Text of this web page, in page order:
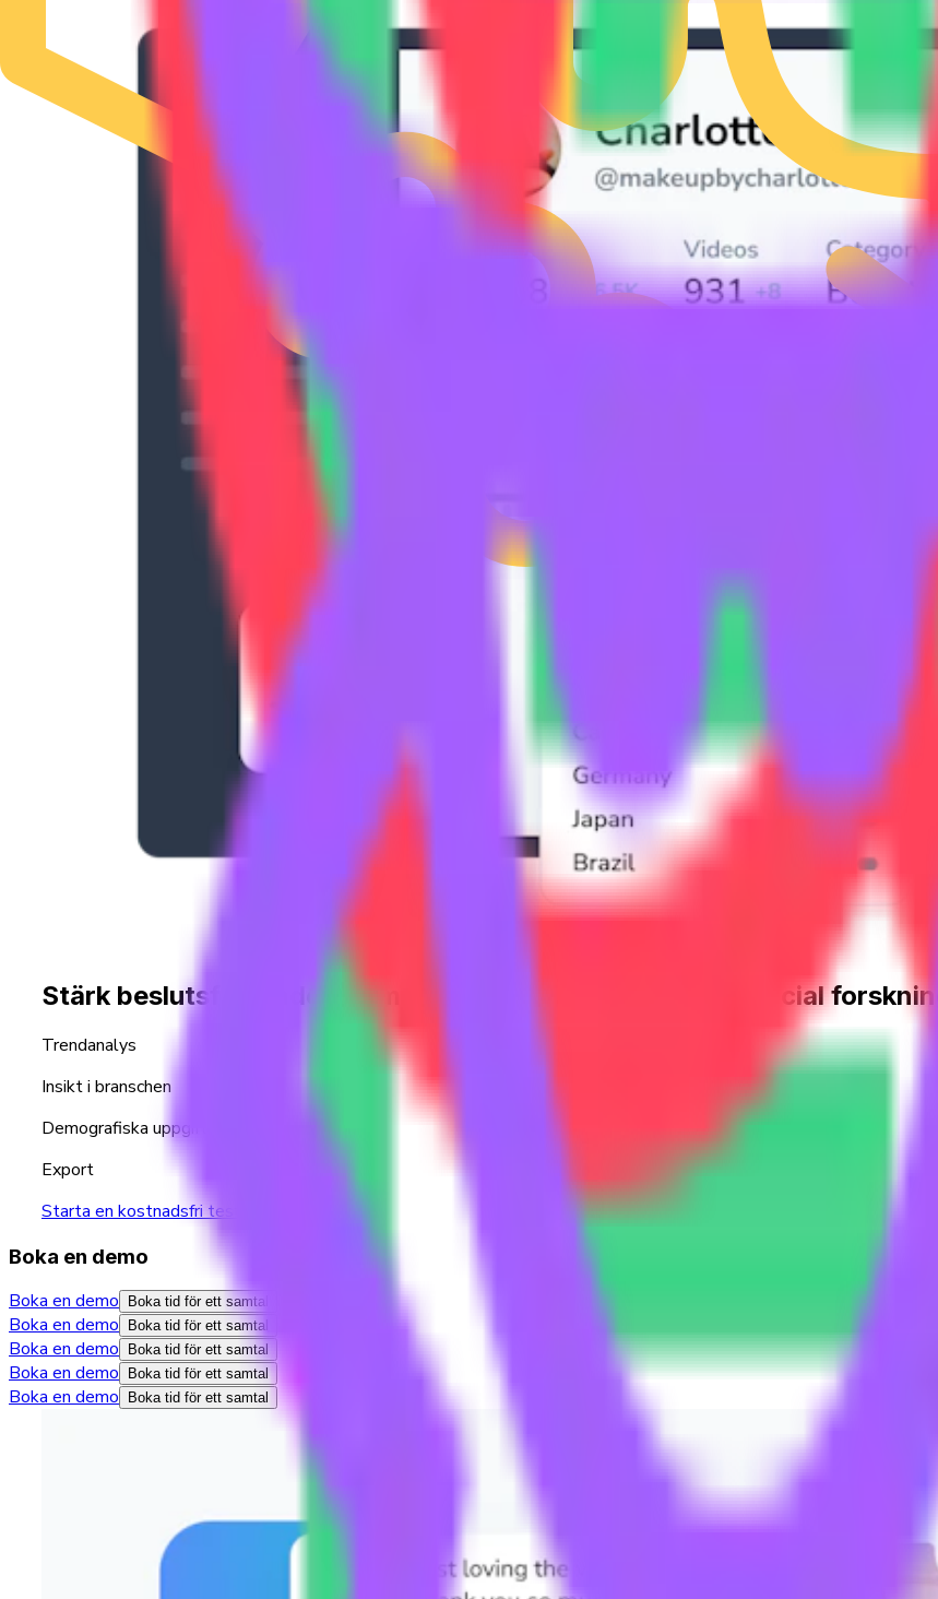
Stärk beslutsfattandet inom investeringar med hjälp av social forskning
Trendanalys
Insikt i branschen
Demografiska uppgifter
Export
Starta en kostnadsfri testperiod
Boka en demo
Boka en demo Boka tid för ett samtal
Boka en demo Boka tid för ett samtal
Boka en demo Boka tid för ett samtal
Boka en demo Boka tid för ett samtal
Boka en demo Boka tid för ett samtal